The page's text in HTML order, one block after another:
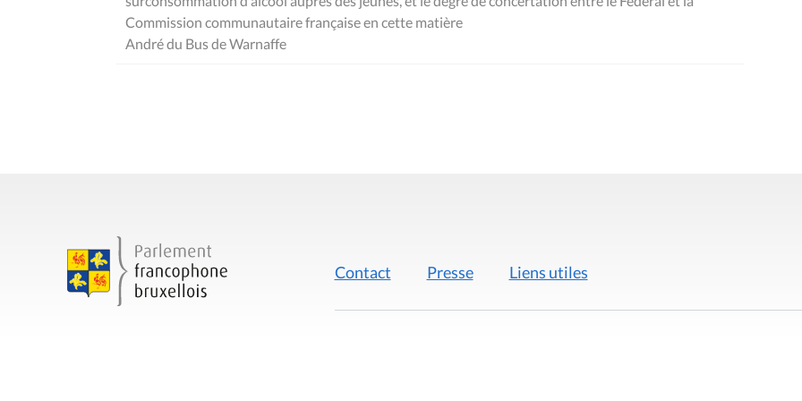
Commission communautaire française en cette matière
André du Bus de Warnaffe
Contact Presse Liens utiles